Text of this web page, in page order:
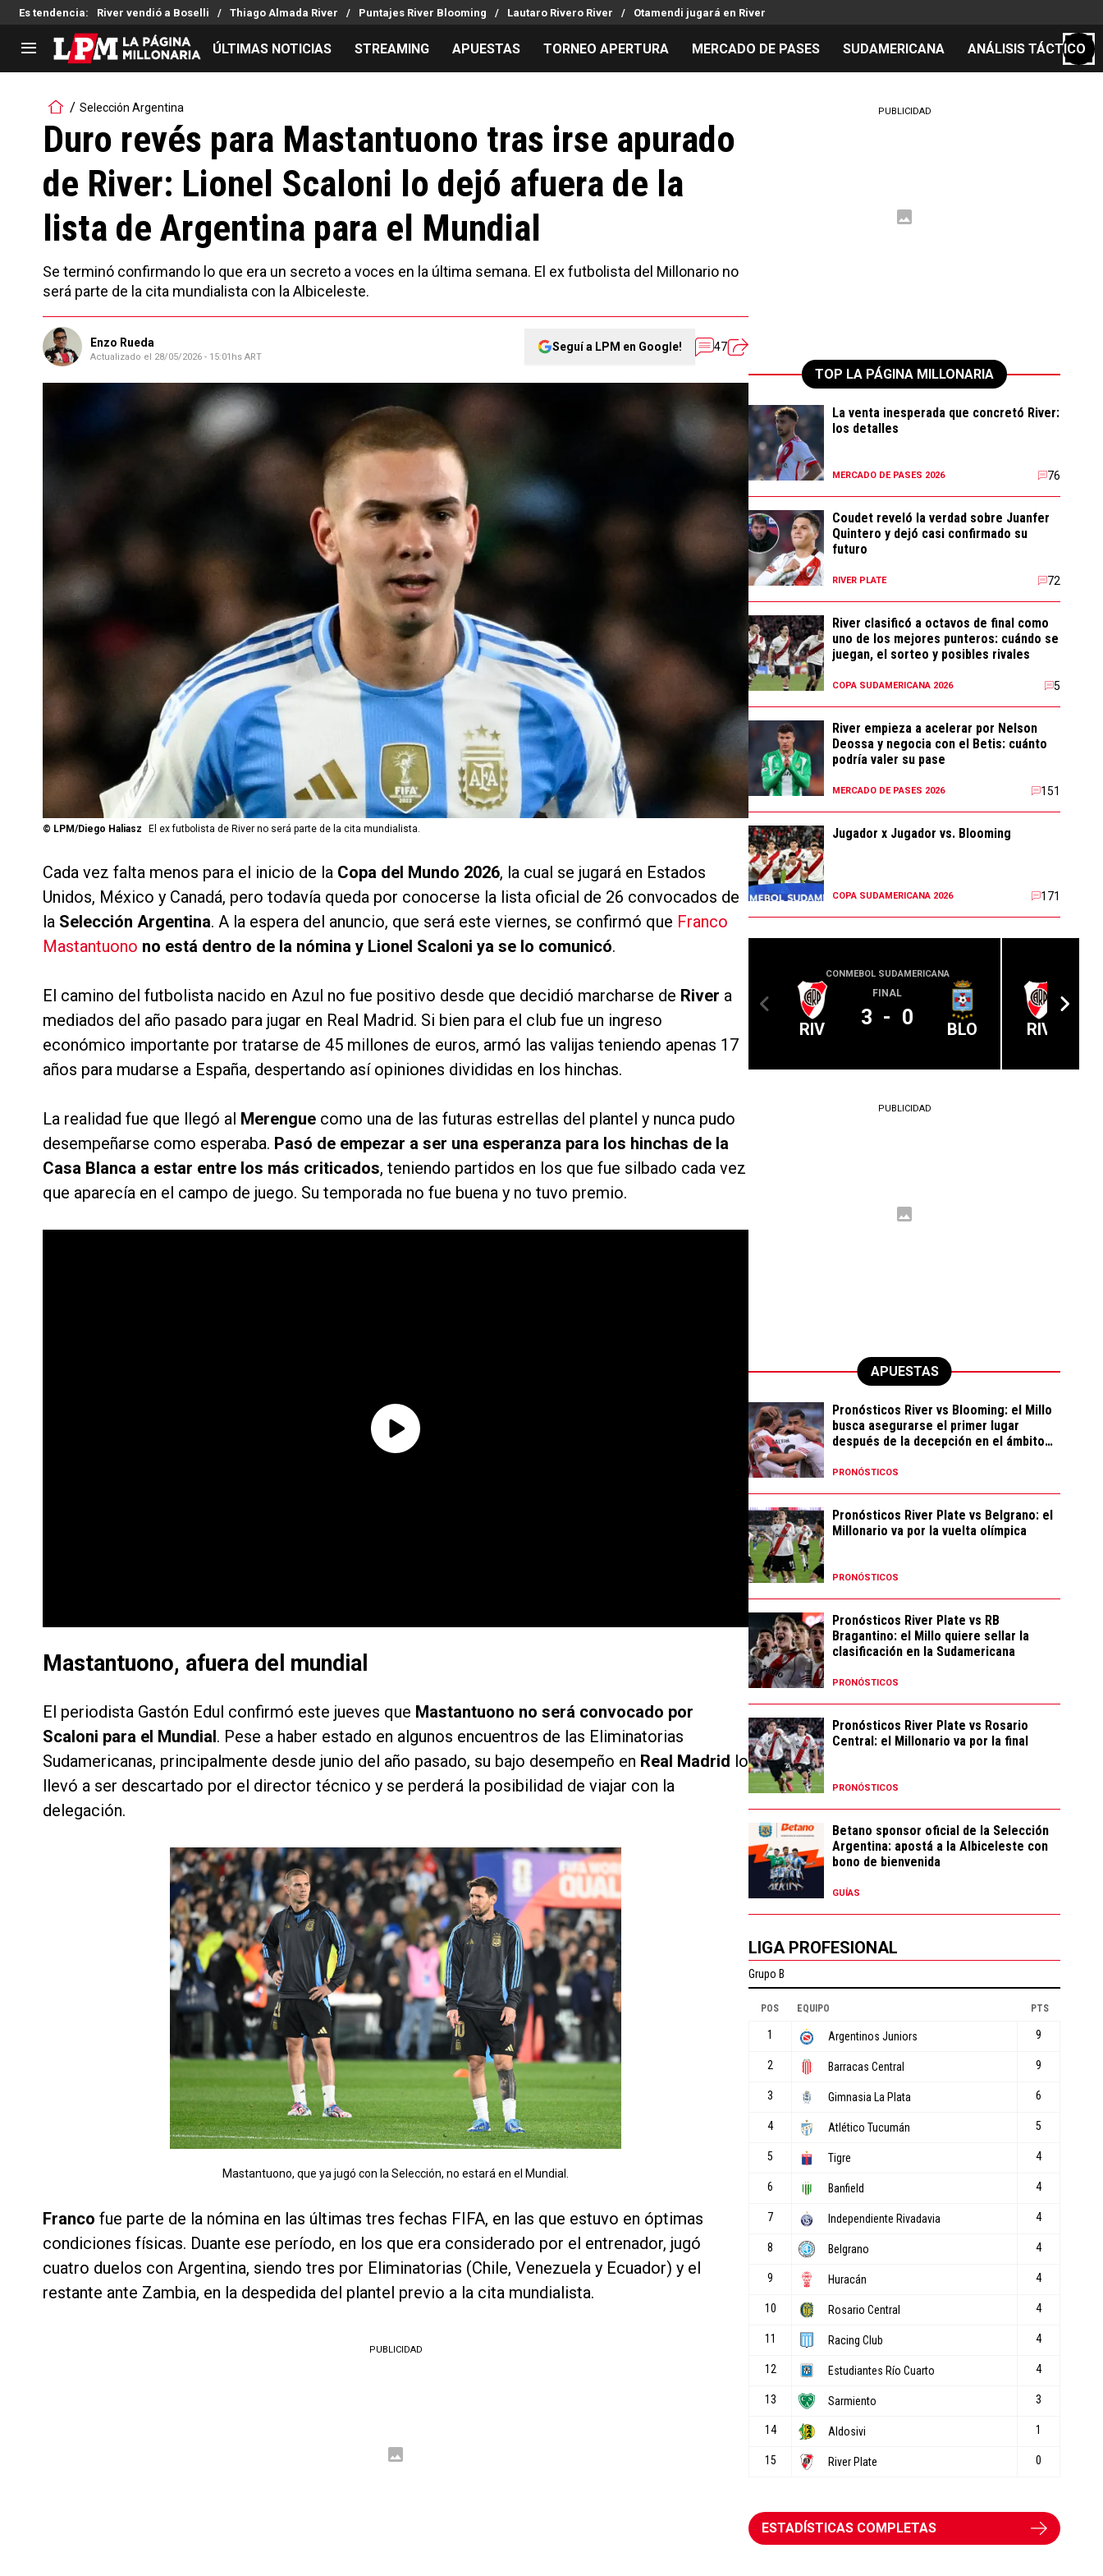
Es tendencia: River vendió a Boselli Thiago Almada River Puntajes River Blooming Lautaro Rivero River Otamendi jugará en River
LIGA PROFESIONAL
Noticias
Tabla de posiciones
Fixture
Reserva
Copa Sudamericana
Copa Argentina
Selección Argentina
Mercado de Pases
Análisis tácticos
Juanfer Quintero
Chacho Coudet
Ex River
Streaming
Entradas
Hinchas
Los goles de River
Entrevistas
Noticias
Guías
Pronósticos
ÚLTIMAS NOTICIAS STREAMING APUESTAS TORNEO APERTURA MERCADO DE PASES SUDAMERICANA ANÁLISIS TÁCTICO
Selección Argentina
Duro revés para Mastantuono tras irse apurado
de River: Lionel Scaloni lo dejó afuera de la
lista de Argentina para el Mundial
Se terminó confirmando lo que era un secreto a voces en la última semana. El ex futbolista del Millonario no
será parte de la cita mundialista con la Albiceleste.
Enzo Rueda
Actualizado el 28/05/2026 - 15:01hs ART
Seguí a LPM en Google! 47
© LPM/Diego Haliasz El ex futbolista de River no será parte de la cita mundialista.
Cada vez falta menos para el inicio de la Copa del Mundo 2026, la cual se jugará en Estados
Unidos, México y Canadá, pero todavía queda por conocerse la lista oficial de 26 convocados de
la Selección Argentina. A la espera del anuncio, que será este viernes, se confirmó que Franco
Mastantuono no está dentro de la nómina y Lionel Scaloni ya se lo comunicó.
El camino del futbolista nacido en Azul no fue positivo desde que decidió marcharse de River a
mediados del año pasado para jugar en Real Madrid. Si bien para el club fue un ingreso
económico importante por tratarse de 45 millones de euros, armó las valijas teniendo apenas 17
años para mudarse a España, despertando así opiniones divididas en los hinchas.
La realidad fue que llegó al Merengue como una de las futuras estrellas del plantel y nunca pudo
desempeñarse como esperaba. Pasó de empezar a ser una esperanza para los hinchas de la
Casa Blanca a estar entre los más criticados, teniendo partidos en los que fue silbado cada vez
que aparecía en el campo de juego. Su temporada no fue buena y no tuvo premio.
Mastantuono, afuera del mundial
El periodista Gastón Edul confirmó este jueves que Mastantuono no será convocado por
Scaloni para el Mundial. Pese a haber estado en algunos encuentros de las Eliminatorias
Sudamericanas, principalmente desde junio del año pasado, su bajo desempeño en Real Madrid lo
llevó a ser descartado por el director técnico y se perderá la posibilidad de viajar con la
delegación.
Mastantuono, que ya jugó con la Selección, no estará en el Mundial.
Franco fue parte de la nómina en las últimas tres fechas FIFA, en las que estuvo en óptimas
condiciones físicas. Duante ese período, en los que era considerado por el entrenador, jugó
cuatro duelos con Argentina, siendo tres por Eliminatorias (Chile, Venezuela y Ecuador) y el
restante ante Zambia, en la despedida del plantel previo a la cita mundialista.
PUBLICIDAD
PUBLICIDAD
TOP LA PÁGINA MILLONARIA
La venta inesperada que concretó River:
los detalles
MERCADO DE PASES 2026 76
Coudet reveló la verdad sobre Juanfer
Quintero y dejó casi confirmado su
futuro
RIVER PLATE 72
River clasificó a octavos de final como
uno de los mejores punteros: cuándo se
juegan, el sorteo y posibles rivales
COPA SUDAMERICANA 2026 5
River empieza a acelerar por Nelson
Deossa y negocia con el Betis: cuánto
podría valer su pase
MERCADO DE PASES 2026 151
Jugador x Jugador vs. Blooming
COPA SUDAMERICANA 2026 171
CONMEBOL SUDAMERICANA
RIV
FINAL
3 - 0 BLO RIV
PUBLICIDAD
APUESTAS
Pronósticos River vs Blooming: el Millo
busca asegurarse el primer lugar
después de la decepción en el ámbito
PRONÓSTICOS
Pronósticos River Plate vs Belgrano: el
Millonario va por la vuelta olímpica
PRONÓSTICOS
Pronósticos River Plate vs RB
Bragantino: el Millo quiere sellar la
clasificación en la Sudamericana
PRONÓSTICOS
Pronósticos River Plate vs Rosario
Central: el Millonario va por la final
PRONÓSTICOS
Betano sponsor oficial de la Selección
Argentina: apostá a la Albiceleste con
bono de bienvenida
GUÍAS
LIGA PROFESIONAL
ESTADÍSTICAS COMPLETAS